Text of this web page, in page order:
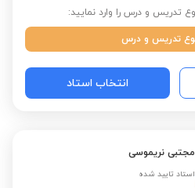
تدریس و درس را وارد نمایید:
تدریس و درس
انتخاب استاد
مجتبی نریموسی
استاد تایید شده